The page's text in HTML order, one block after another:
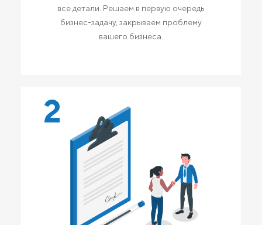
все детали. Решаем в первую очередь
бизнес-задачу, закрываем проблему
вашего бизнеса.
2